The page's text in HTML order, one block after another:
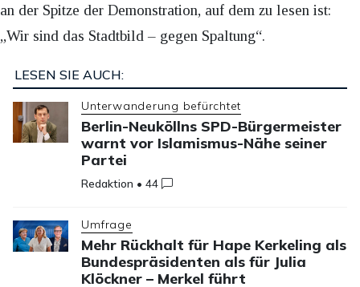
an der Spitze der Demonstration, auf dem zu lesen ist:
„Wir sind das Stadtbild – gegen Spaltung“.
LESEN SIE AUCH:
Unterwanderung befürchtet
Berlin-Neuköllns SPD-Bürgermeister
warnt vor Islamismus-Nähe seiner
Partei
Redaktion •44
Umfrage
Mehr Rückhalt für Hape Kerkeling als
Bundespräsidenten als für Julia
Klöckner – Merkel führt